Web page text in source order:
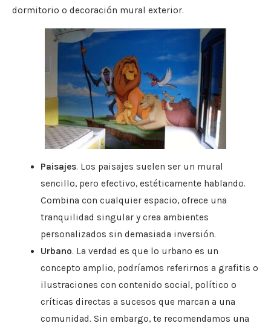
dormitorio o decoración mural exterior.
Paisajes. Los paisajes suelen ser un mural
sencillo, pero efectivo, estéticamente hablando.
Combina con cualquier espacio, ofrece una
tranquilidad singular y crea ambientes
personalizados sin demasiada inversión.
Urbano. La verdad es que lo urbano es un
concepto amplio, podríamos referirnos a grafitis o
ilustraciones con contenido social, político o
críticas directas a sucesos que marcan a una
comunidad. Sin embargo, te recomendamos una